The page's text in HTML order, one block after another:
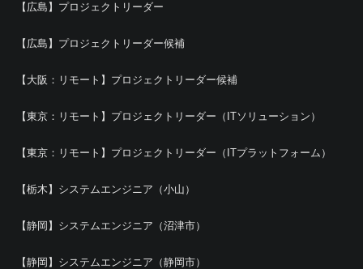
【広島】プロジェクトリーダー
【広島】プロジェクトリーダー候補
【大阪：リモート】プロジェクトリーダー候補
【東京：リモート】プロジェクトリーダー（ITソリューション）
【東京：リモート】プロジェクトリーダー（ITプラットフォーム）
【栃木】システムエンジニア（小山）
【静岡】システムエンジニア（沼津市）
【静岡】システムエンジニア（静岡市）